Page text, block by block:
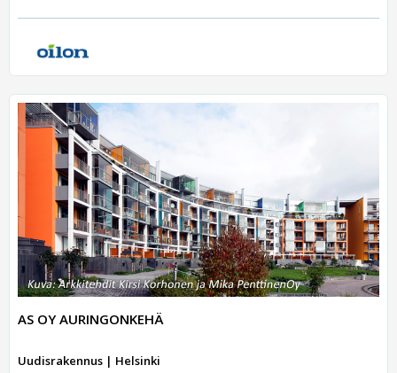
AS OY AURINGONKEHÄ
Uudisrakennus | Helsinki